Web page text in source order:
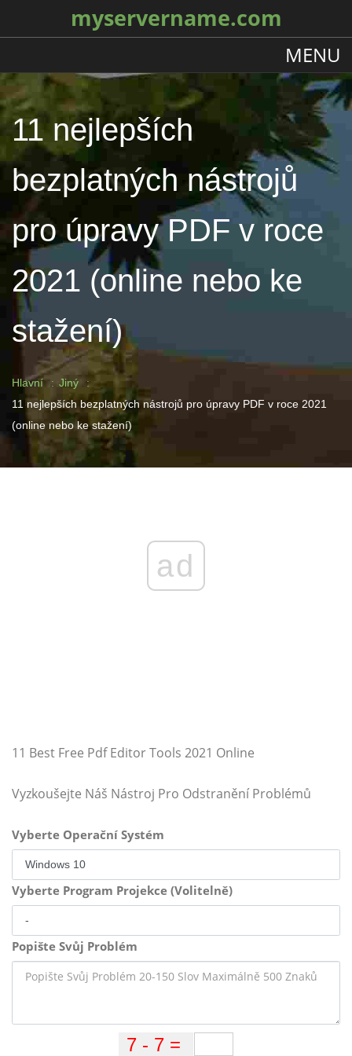
myservername.com
MENU
11 nejlepších
bezplatných nástrojů
pro úpravy PDF v roce
2021 (online nebo ke
stažení)
Hlavní
Jiný
11 nejlepších bezplatných nástrojů pro úpravy PDF v roce 2021
(online nebo ke stažení)
ad
11 Best Free Pdf Editor Tools 2021 Online
Vyzkoušejte Náš Nástroj Pro Odstranění Problémů
Vyberte Operační Systém
Vyberte Program Projekce (Volitelně)
Popište Svůj Problém